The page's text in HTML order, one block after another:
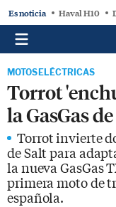
Es noticia Haval H10
MOTOS ELÉCTRICAS
Torrot
la GasGas
Torrot invierte
de Salt para
la nueva GasGas
primera moto de
española.